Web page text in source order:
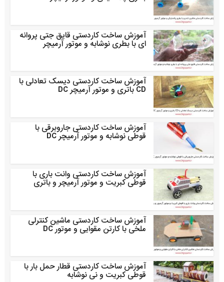
آموزش ساخت کاردستی قایق جتی پروانه
ای با بطری نوشابه و موتور آرمیچر
آموزش ساخت کاردستی دیسک تعادلی با
CD باتری و موتور آرمیچر DC
آموزش ساخت کاردستی جاروبرقی با
قوطی نوشابه و موتور آرمیچر DC
آموزش ساخت کاردستی وانت باری با
قوطی کبریت و موتور آرمیچر و باتری
آموزش ساخت کاردستی ماشین کنترلی
ملخی با کارتن مقوایی و موتور DC
آموزش ساخت کاردستی قطار حمل بار با
قوطی کبریت و نی نوشابه